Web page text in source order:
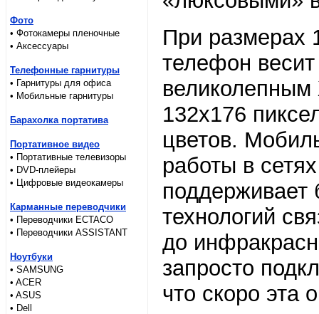
Фото
• Фотокамеры пленочные
• Аксессуары
Телефонные гарнитуры
• Гарнитуры для офиса
• Мобильные гарнитуры
Барахолка портатива
Портативное видео
• Портативные телевизоры
• DVD-плейеры
• Цифровые видеокамеры
Карманные переводчики
• Переводчики ECTACO
• Переводчики ASSISTANT
Ноутбуки
• SAMSUNG
• ACER
• ASUS
• Dell
При размерах
телефон
132х176
цветов.
работы в
поддерживает
технологий
до
запросто
что скоро эта